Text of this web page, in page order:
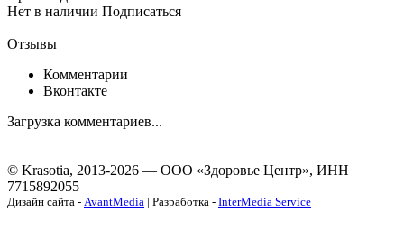
Нет в наличии Подписаться
Отзывы
Комментарии
Вконтакте
Загрузка комментариев...
© Krasotia, 2013-2026 — ООО «Здоровье Центр», ИНН
7715892055
Дизайн сайта - AvantMedia | Разработка - InterMedia Service